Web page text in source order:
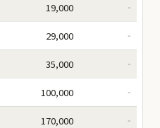
19,000 -
29,000 -
35,000 -
100,000 -
170,000 -